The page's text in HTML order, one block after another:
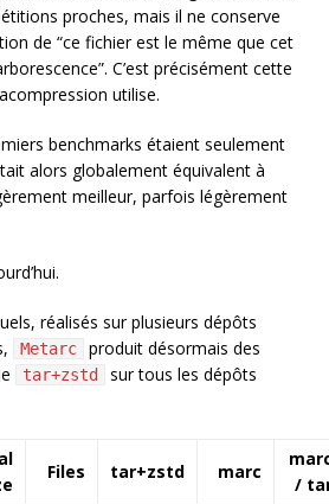
proches, mais il ne conserve
de “ce fichier est le même que cet
C’est précisément cette
utilise.
benchmarks étaient seulement
alors globalement équivalent à
meilleur, parfois légèrement
réalisés sur plusieurs dépôts
Metarc
produit désormais des
tar+zstd
sur tous les dépôts
Files tar+zstd marc
/